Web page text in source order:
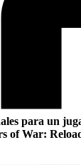
para un
of War: